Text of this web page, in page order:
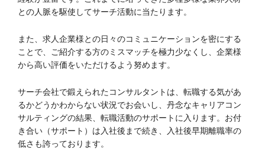
との人脈を駆使してサーチ活動に当たります。
また、求人企業様との日々のコミュニケーションを密にする
ことで、ご紹介する方のミスマッチを極力少なくし、企業様
から高い評価をいただけるよう努めます。
サーチ会社で鍛えられたコンサルタントは、転職する気があ
るかどうかわからない状況でお会いし、丹念なキャリアコン
サルティングの結果、転職活動のサポートに入ります。お付
き合い（サポート）は入社後まで続き、入社後早期離職率の
低さも誇っております。